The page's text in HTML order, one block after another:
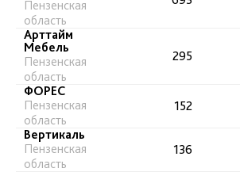
Пензенская
область
Арттайм
Мебель
Пензенская
область
295
ФОРЕС
Пензенская
область
152
Вертикаль
Пензенская
область
136